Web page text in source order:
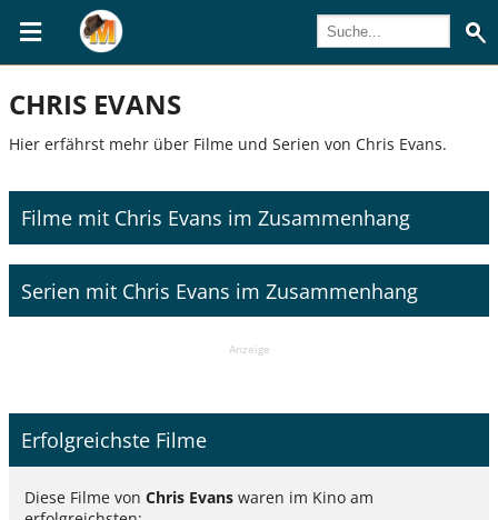
CHRIS EVANS
Hier erfährst mehr über Filme und Serien von Chris Evans.
Filme mit Chris Evans im Zusammenhang
Serien mit Chris Evans im Zusammenhang
Anzeige
Erfolgreichste Filme
Diese Filme von Chris Evans waren im Kino am